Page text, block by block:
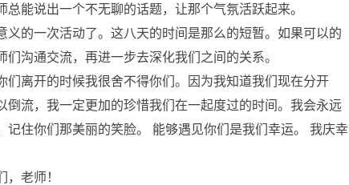
能说出一个不无聊的话题，让那个气氛活跃起来。
的一次活动了。这八天的时间是那么的短暂。如果可以的
沟通交流，再进一步去深化我们之间的关系。
离开的时候我很舍不得你们。因为我知道我们现在分开
流，我一定更加的珍惜我们在一起度过的时间。我会永远
住你们那美丽的笑脸。 能够遇见你们是我们幸运。 我庆幸
老师！